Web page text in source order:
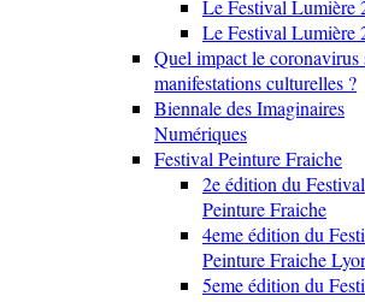
Le Festival Lumière
Le Festival Lumière
Quel impact le coronavirus
manifestations culturelles ?
Biennale des Imaginaires
Numériques
Festival Peinture Fraiche
2e édition du Festival
Peinture Fraiche
4eme édition du
Peinture Fraiche
5eme édition du